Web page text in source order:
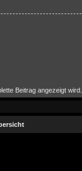
Beitrag angezeigt wird.